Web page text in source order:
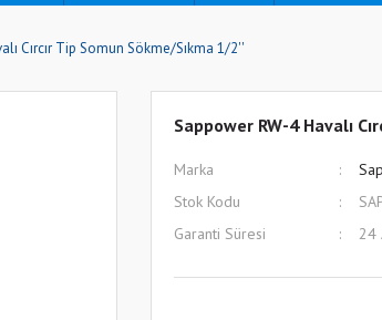
Cırcır Tip Somun Sökme/Sıkma 1/2''
Sappower RW-4 Havalı
Marka
Stok Kodu
Garanti Süresi
24